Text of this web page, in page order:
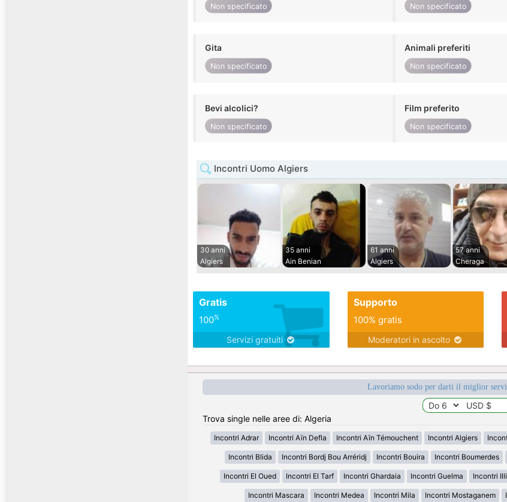
Non specificato Non specificato
Gita
Non specificato
Animali preferiti
Non specificato
Bevi alcolici?
Non specificato
Film preferito
Non specificato
Incontri Uomo Algiers
30 anni
Algiers
35 anni
Ain Benian
61 anni
Algiers
57 anni
Cheraga
Gratis
100%
Servizi gratuiti
Supporto
100% gratis
Moderatori in ascolto
Lavoriamo sodo per darti il miglior
Trova single nelle aree di: Algeria
Incontri Adrar Incontri Aïn Defla Incontri Aïn Témouchent Incontri Algiers
Incontri Blida Incontri Bordj Bou Arréridj Incontri Bouira Incontri Boumerdes
Incontri El Oued Incontri El Tarf Incontri Ghardaia Incontri Guelma Incontri
Incontri Mascara Incontri Medea Incontri Mila Incontri Mostaganem